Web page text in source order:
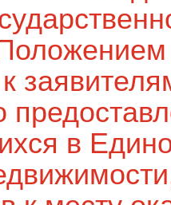
в